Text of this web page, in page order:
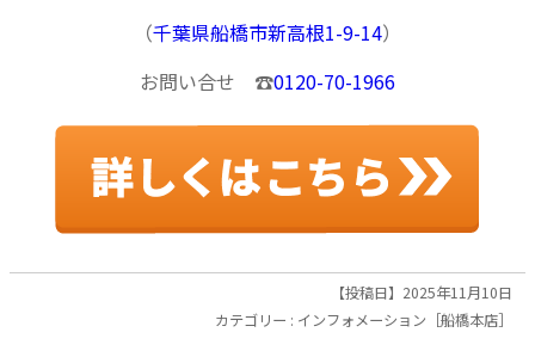
（千葉県船橋市新高根1-9-14）
お問い合せ ☎0120-70-1966
【投稿日】2025年11月10日
カテゴリー : インフォメーション［船橋本店］